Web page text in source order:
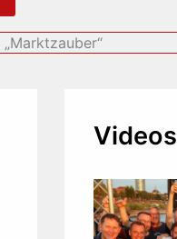
Videos